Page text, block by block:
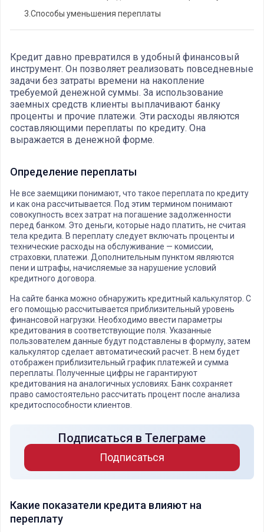
3. Способы уменьшения переплаты
Кредит давно превратился в удобный финансовый
инструмент. Он позволяет реализовать повседневные
задачи без затраты времени на накопление
требуемой денежной суммы. За использование
заемных средств клиенты выплачивают банку
проценты и прочие платежи. Эти расходы являются
составляющими переплаты по кредиту. Она
выражается в денежной форме.
Определение переплаты
Не все заемщики понимают, что такое переплата по кредиту
и как она рассчитывается. Под этим термином понимают
совокупность всех затрат на погашение задолженности
перед банком. Это деньги, которые надо платить, не считая
тела кредита. В переплату следует включать проценты и
технические расходы на обслуживание — комиссии,
страховки, платежи. Дополнительным пунктом являются
пени и штрафы, начисляемые за нарушение условий
кредитного договора.
На сайте банка можно обнаружить кредитный калькулятор. С
его помощью рассчитывается приблизительный уровень
финансовой нагрузки. Необходимо ввести параметры
кредитования в соответствующие поля. Указанные
пользователем данные будут подставлены в формулу, затем
калькулятор сделает автоматический расчет. В нем будет
отображен приблизительный график платежей и сумма
переплаты. Полученные цифры не гарантируют
кредитования на аналогичных условиях. Банк сохраняет
право самостоятельно рассчитать процент после анализа
кредитоспособности клиентов.
Подписаться в Телеграме
Подписаться
Какие показатели кредита влияют на
переплату